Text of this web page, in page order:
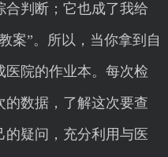
合判断；它也成了我给
案”。所以，当你拿到自
医院的作业本。每次检
数据，了解这次要查
疑问，充分利用与医